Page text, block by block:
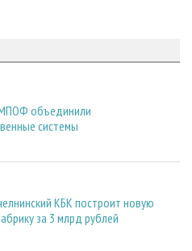
объединили
системы
КБК построит новую
за 3 млрд рублей